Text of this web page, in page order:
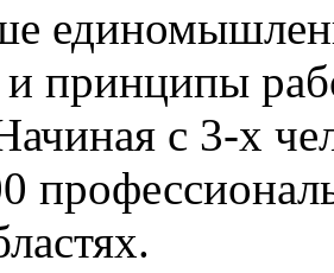
принципы
с 3-х